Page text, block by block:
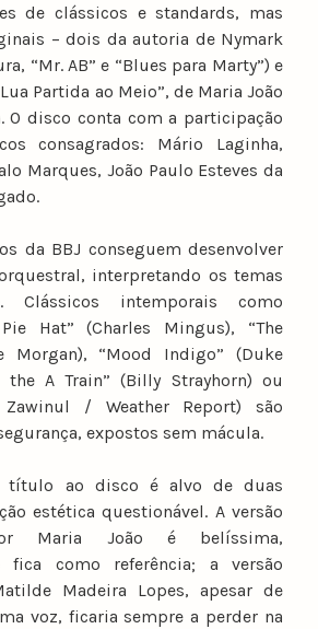
de clássicos e standards, mas
– dois da autoria de Nymark
“Mr. AB” e “Blues para Marty”) e
Partida ao Meio”, de Maria João
O disco conta com a participação
consagrados: Mário Laginha,
Marques, João Paulo Esteves da
da BBJ conseguem desenvolver
interpretando os temas
Clássicos intemporais como
Hat” (Charles Mingus), “The
Morgan), “Mood Indigo” (Duke
the A Train” (Billy Strayhorn) ou
Zawinul / Weather Report) são
expostos sem mácula.
título ao disco é alvo de duas
estética questionável. A versão
Maria João é belíssima,
fica como referência; a versão
Madeira Lopes, apesar de
voz, ficaria sempre a perder na